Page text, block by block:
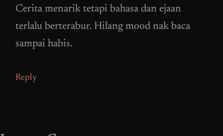
Cerita menarik tetapi bahasa dan ejaan
terlalu berterabur. Hilang mood nak baca
sampai habis.
Reply